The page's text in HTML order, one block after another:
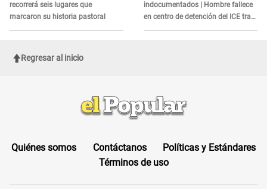
recorrerá seis lugares que
marcaron su historia pastoral
indocumentados | Hombre fallece
en centro de detención del ICE tras
sufrir una "emergencia médica"
Regresar al inicio
Quiénes somos Contáctanos
Políticas y Estándares
Términos de uso